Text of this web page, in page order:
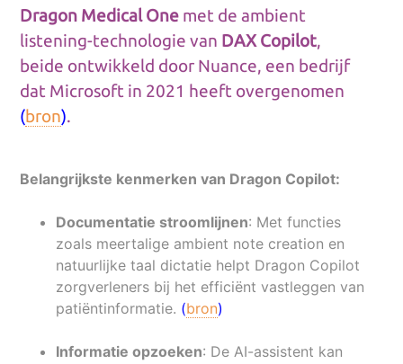
Dragon Medical One met de ambient
listening-technologie van DAX Copilot,
beide ontwikkeld door Nuance, een bedrijf
dat Microsoft in 2021 heeft overgenomen
(bron).
Belangrijkste kenmerken van Dragon Copilot:
Documentatie stroomlijnen: Met functies
zoals meertalige ambient note creation en
natuurlijke taal dictatie helpt Dragon Copilot
zorgverleners bij het efficiënt vastleggen van
patiëntinformatie. (bron)
Informatie opzoeken: De AI-assistent kan